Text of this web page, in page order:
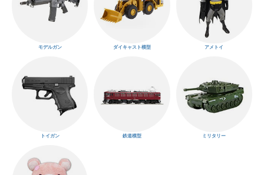
モデルガン ダイキャスト模型 アメトイ
トイガン 鉄道模型 ミリタリー